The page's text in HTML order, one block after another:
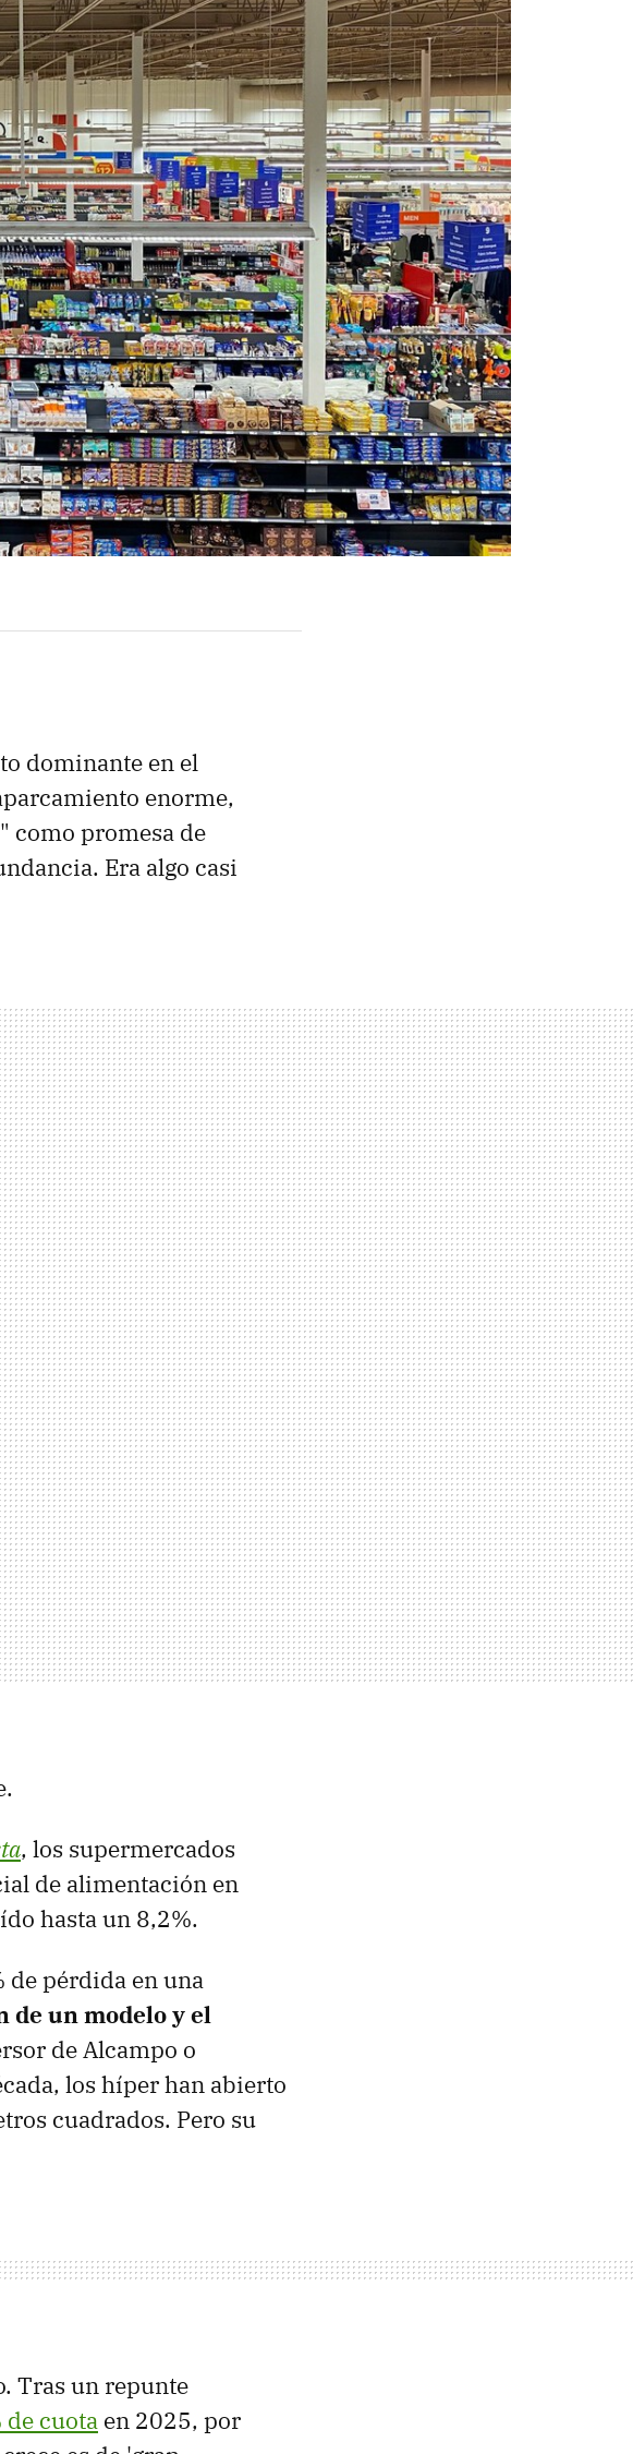
dominante en el
enorme,
como promesa de
Era algo casi
, los supermercados
de alimentación en
hasta un 8,2%.
de pérdida en una
de un modelo y el
de Alcampo o
los híper han abierto
cuadrados. Pero su
Tras un repunte
de cuota en 2025, por